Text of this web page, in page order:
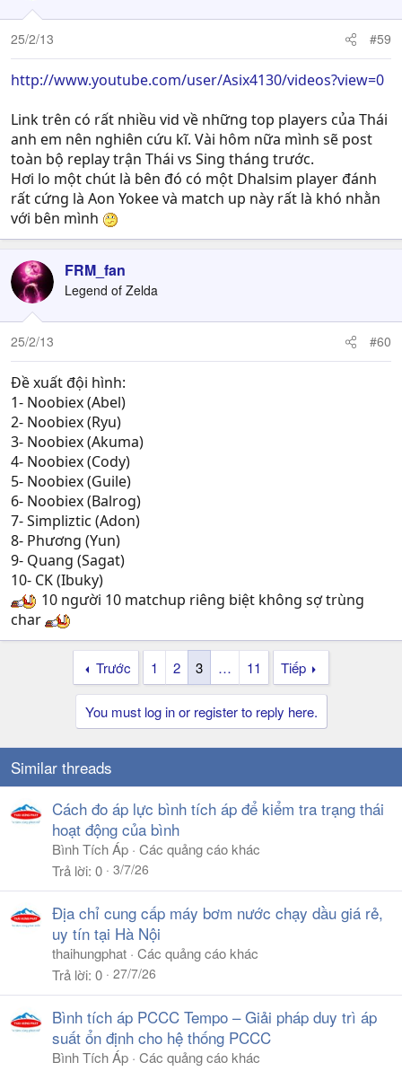
25/2/13 #59
http://www.youtube.com/user/Asix4130/videos?view=0
Link trên có rất nhiều vid về những top players của Thái
anh em nên nghiên cứu kĩ. Vài hôm nữa mình sẽ post
toàn bộ replay trận Thái vs Sing tháng trước.
Hơi lo một chút là bên đó có một Dhalsim player đánh
rất cứng là Aon Yokee và match up này rất là khó nhằn
với bên mình
FRM_fan
Legend of Zelda
25/2/13 #60
Đề xuất đội hình:
1- Noobiex (Abel)
2- Noobiex (Ryu)
3- Noobiex (Akuma)
4- Noobiex (Cody)
5- Noobiex (Guile)
6- Noobiex (Balrog)
7- Simpliztic (Adon)
8- Phương (Yun)
9- Quang (Sagat)
10- CK (Ibuky)
10 người 10 matchup riêng biệt không sợ trùng
char
Trước 1 2 3 … 11 Tiếp
You must log in or register to reply here.
Similar threads
Cách đo áp lực bình tích áp để kiểm tra trạng thái
hoạt động của bình
Bình Tích Áp Các quảng cáo khác
Trả lời 0 3/7/26
Địa chỉ cung cấp máy bơm nước chạy dầu giá rẻ,
uy tín tại Hà Nội
thaihungphat Các quảng cáo khác
Trả lời 0 27/7/26
Bình tích áp PCCC Tempo – Giải pháp duy trì áp
suất ổn định cho hệ thống PCCC
Bình Tích Áp Các quảng cáo khác